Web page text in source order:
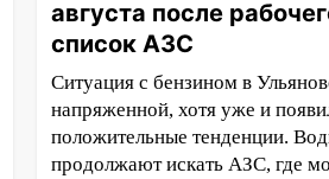
августа после
список АЗС
Ситуация с бензином в
напряженной, хотя уже и
положительные тенденции.
продолжают искать АЗС, где